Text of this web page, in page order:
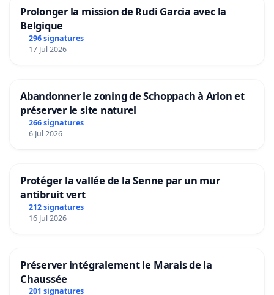
Prolonger la mission de Rudi Garcia avec la
Belgique
296 signatures
17 Jul 2026
Abandonner le zoning de Schoppach à Arlon et
préserver le site naturel
266 signatures
6 Jul 2026
Protéger la vallée de la Senne par un mur
antibruit vert
212 signatures
16 Jul 2026
Préserver intégralement le Marais de la
Chaussée
201 signatures